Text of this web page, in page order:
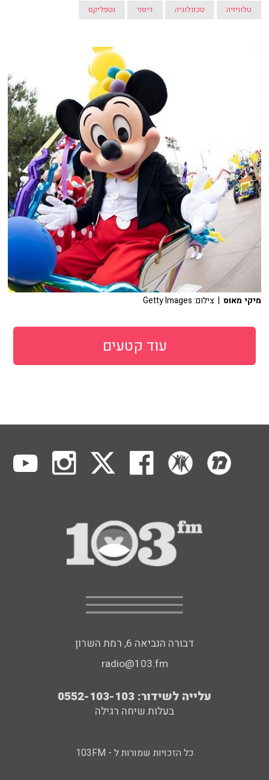
טלוויזיה טכנולוגיה דיסני נטפליקס
מיקי מאוס | צילום: Getty Images
עוד קטעים
דבורה הנביאה 6, רמת השרון
radio@103.fm
עלייה לשידור: 0552-103-103
בעלות שיחה רגילה
כל הזכויות שמורות ל - 103FM